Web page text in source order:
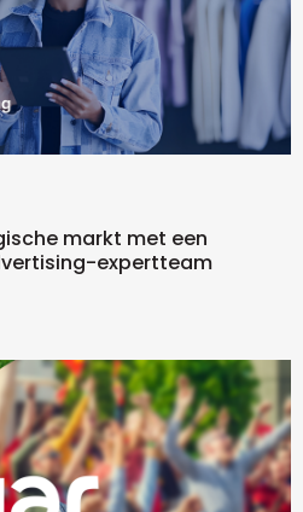
markt met een
expertteam